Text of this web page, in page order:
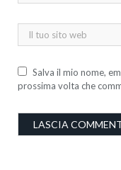
Salva il mio nome,
prossima volta che